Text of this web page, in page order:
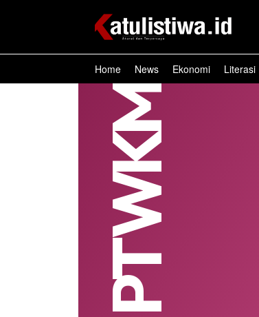
Home News Ekonomi Literasi
PT WKM